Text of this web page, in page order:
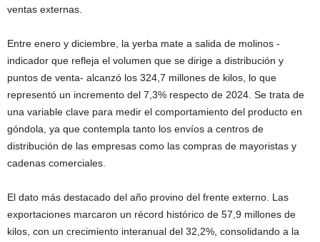
ventas externas.
Entre enero y diciembre, la yerba mate a salida de molinos -
indicador que refleja el volumen que se dirige a distribución y
puntos de venta- alcanzó los 324,7 millones de kilos, lo que
representó un incremento del 7,3% respecto de 2024. Se trata de
una variable clave para medir el comportamiento del producto en
góndola, ya que contempla tanto los envíos a centros de
distribución de las empresas como las compras de mayoristas y
cadenas comerciales.
El dato más destacado del año provino del frente externo. Las
exportaciones marcaron un récord histórico de 57,9 millones de
kilos, con un crecimiento interanual del 32,2%, consolidando a la